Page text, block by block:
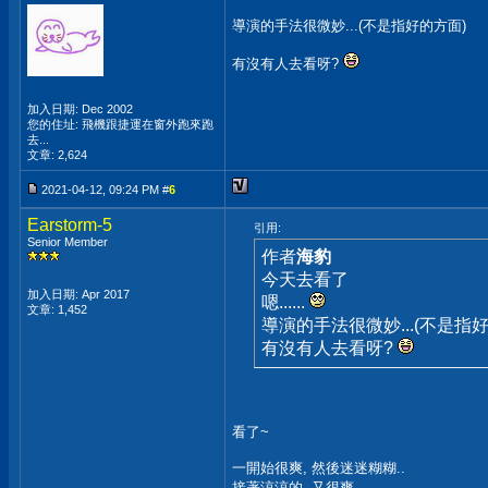
加入日期: Dec 2002
您的住址: 飛機跟捷運在窗外跑來跑
去...
文章: 2,624
導演的手法很微妙...(不是指好的方面)
有沒有人去看呀?
2021-04-12, 09:24 PM #6
Earstorm-5
Senior Member
加入日期: Apr 2017
文章: 1,452
引用:
作者海豹
今天去看了
嗯......
導演的手法很微妙...(不是指
有沒有人去看呀?
看了~
一開始很爽, 然後迷迷糊糊..